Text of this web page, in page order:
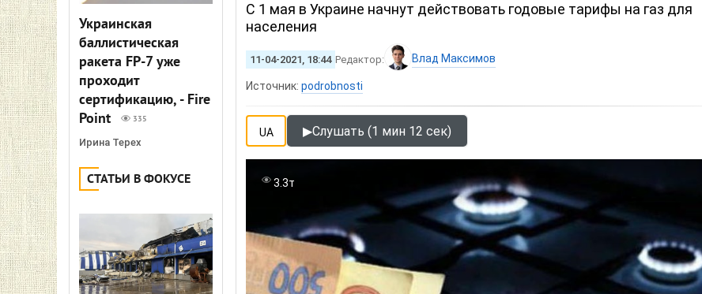
Украинская
баллистическая
ракета FP-7 уже
проходит
сертификацию, - Fire
Point
335
Ирина Терех
СТАТЬИ В ФОКУСЕ
С 1 мая в Украине начнут действовать годовые тарифы на газ для
населения
11-04-2021, 18:44 Редактор: Влад Максимов
Источник: podrobnosti
UA ▶Слушать (1 мин 12 сек)
3.3т